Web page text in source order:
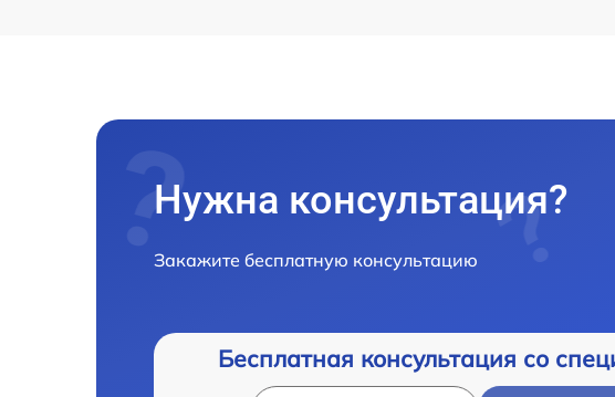
Нужна консультация?
Закажите бесплатную консультацию
Бесплатная консультация со